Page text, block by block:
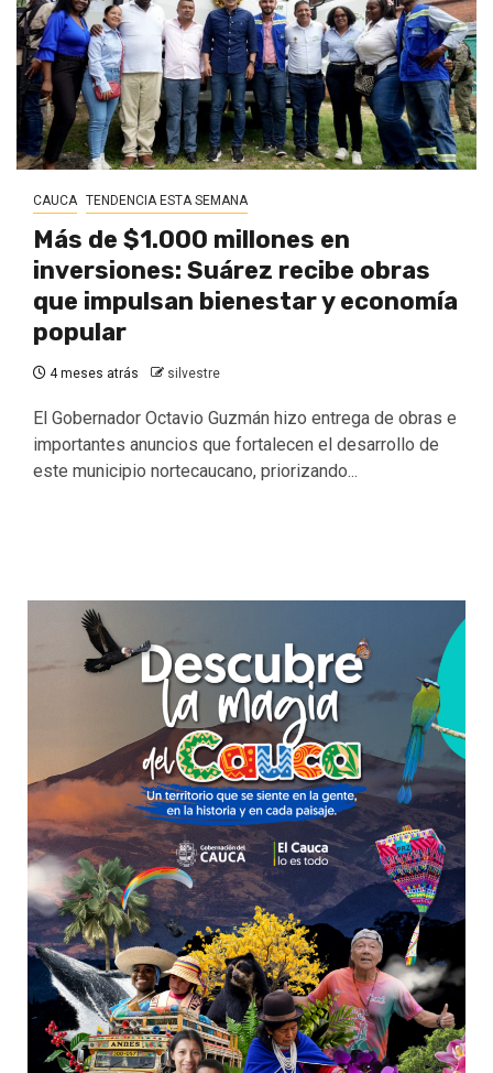
CAUCA TENDENCIA ESTA SEMANA
Más de $1.000 millones en
inversiones: Suárez recibe obras
que impulsan bienestar y economía
popular
4 meses atrás silvestre
El Gobernador Octavio Guzmán hizo entrega de obras e
importantes anuncios que fortalecen el desarrollo de
este municipio nortecaucano, priorizando...